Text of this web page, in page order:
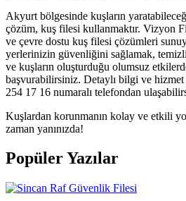
Akyurt bölgesinde kuşların
çözüm, kuş filesi kullanmaktır. Vizyon
ve çevre dostu kuş filesi çözümleri
yerlerinizin güvenliğini sağlamak,
ve kuşların oluşturduğu olumsuz
başvurabilirsiniz. Detaylı bilgi ve
254 17 16 numaralı telefondan
Kuşlardan korunmanın kolay ve etkili
zaman yanınızda!
Popüler Yazılar